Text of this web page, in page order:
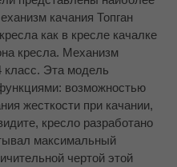
качания Топган
как в кресле качалке
кресла. Механизм
класс. Эта модель
возможностью
жесткости при качании,
кресло разработано
максимальный
чертой этой